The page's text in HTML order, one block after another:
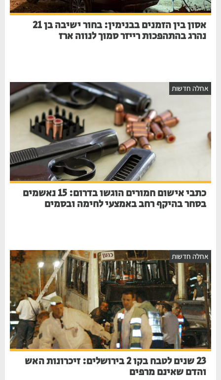
אסון בין הזמנים בבנימין: בחור ישיבה בן 21
נהרג בהתהפכות רייזר סמוך לנווה ארז
אחלה חדשות
כתבי אישום חמורים הוגשו בדרום: 15 נאשמים
בסחר בהיקף רחב באמצעי לחימה ובסמים
אחלה חדשות
23 שנים לטבח בקו 2 בירושלים: זיכרונות האש
והדם שאינם מרפים